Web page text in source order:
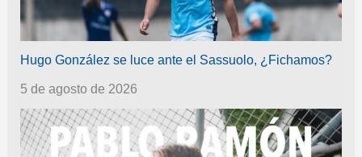
Hugo González se luce ante el Sassuolo, ¿Fichamos?
5 de agosto de 2026